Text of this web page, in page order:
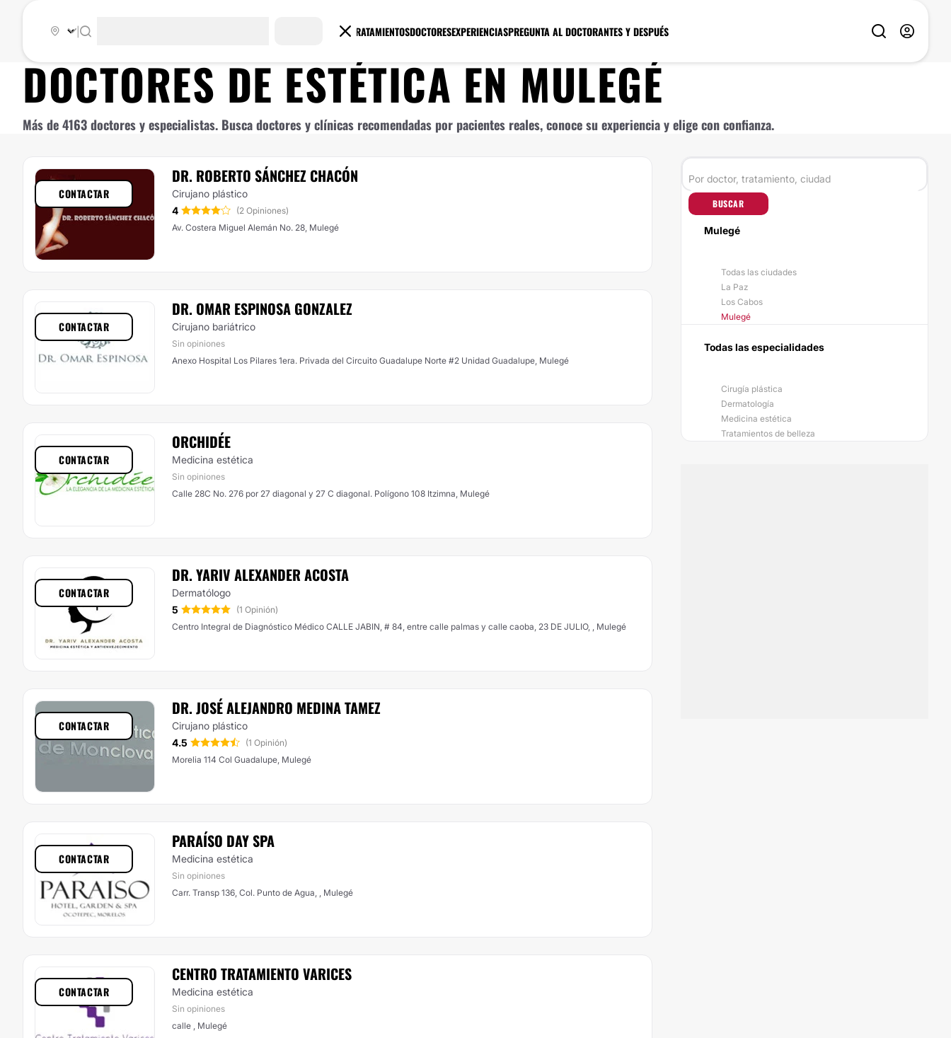
TRATAMIENTOSDOCTORESEXPERIENCIASPREGUNTA AL DOCTORANTES Y DESPUÉS
DOCTORES DEESTÉTICAENMULEGÉ
Más de 4163 doctores y especialistas. Busca doctores y clínicas recomendadas por pacientes reales, conoce su experiencia y elige con confianza.
DR. ROBERTO SÁNCHEZ CHACÓN
Cirujano plástico
4
(2 Opiniones)
Av. Costera Miguel Alemán No. 28, Mulegé
CONTACTAR
DR. OMAR ESPINOSA GONZALEZ
Cirujano bariátrico
Sin opiniones
Anexo Hospital Los Pilares 1era. Privada del Circuito Guadalupe Norte #2 Unidad Guadalupe, Mulegé
CONTACTAR
ORCHIDÉE
Medicina estética
Sin opiniones
Calle 28C No. 276 por 27 diagonal y 27 C diagonal. Polígono 108 Itzimna, Mulegé
CONTACTAR
DR. YARIV ALEXANDER ACOSTA
Dermatólogo
5
(1 Opinión)
Centro Integral de Diagnóstico Médico CALLE JABIN, # 84, entre calle palmas y calle caoba, 23 DE JULIO, , Mulegé
CONTACTAR
DR. JOSÉ ALEJANDRO MEDINA TAMEZ
Cirujano plástico
4.5
(1 Opinión)
Morelia 114 Col Guadalupe, Mulegé
CONTACTAR
PARAÍSO DAY SPA
Medicina estética
Sin opiniones
Carr. Transp 136, Col. Punto de Agua, , Mulegé
CONTACTAR
CENTRO TRATAMIENTO VARICES
Medicina estética
Sin opiniones
calle , Mulegé
CONTACTAR
BUSCAR
Mulegé
Todas las ciudades
La Paz
Los Cabos
Mulegé
Todas las especialidades
Cirugía plástica
Dermatología
Medicina estética
Tratamientos de belleza